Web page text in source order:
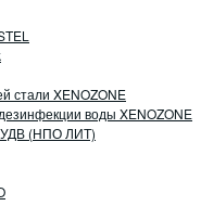
стали XENOZONE
воды XENOZONE
УДВ (НПО ЛИТ)